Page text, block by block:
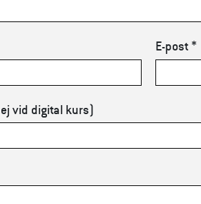
E-post *
vid digital kurs)